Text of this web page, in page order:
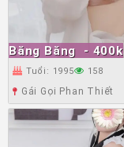
Băng Băng - 400k
Tuổi: 1995 158
Gái Gọi Phan Thiết